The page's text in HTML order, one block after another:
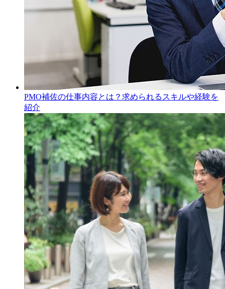
PMO補佐の仕事内容とは？求められるスキルや経験を
紹介